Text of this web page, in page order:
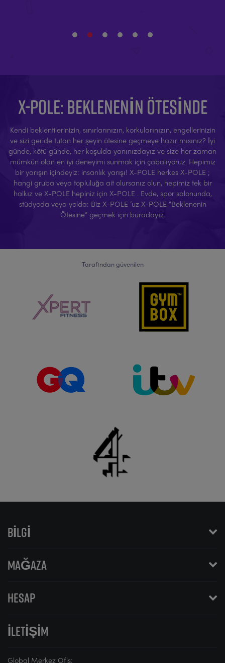
X-POLE: BEKLENENIN ÖTESINDE
Kendi beklentilerinizin, sınırlarınızın, korkularınızın, engellerinizin
ve sizi geride tutan her şeyin ötesine geçmeye hazır mısınız? İyi
günde, kötü günde, her koşulda yanınızdayız ve size her zaman
mümkün olan en iyi deneyimi sunmak için çabalıyoruz. Hepimiz
bir yarışın içindeyiz: insanlık yarışı! X-POLE herkes X-POLE ;
hangi gruba veya topluluğa ait olursanız olun, hepimiz tek bir
halkız ve X-POLE hepiniz için X-POLE . Evde, spor salonunda,
stüdyoda veya yolda: Biz X-POLE ’uz X-POLE “Beklenenin
Ötesine” geçmek için buradayız.
Tarafından güvenilen
BILGI
MAĞAZA
HESAP
İLETIŞIM
Global Merkez Ofis: